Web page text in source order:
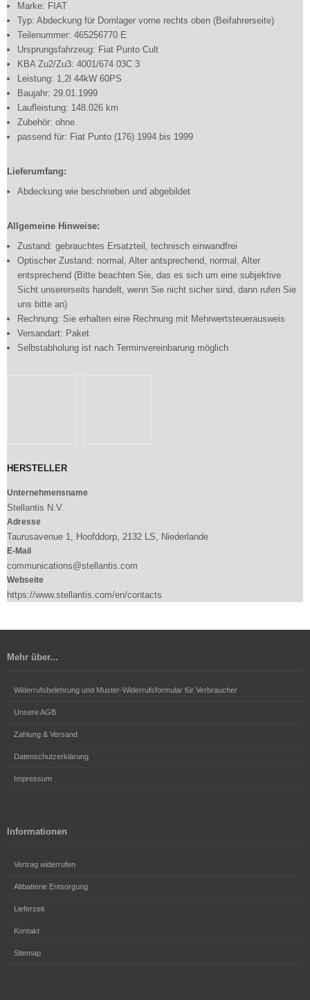
Marke: FIAT
Typ: Abdeckung für Domlager vorne rechts oben (Beifahrerseite)
Teilenummer: 465256770 E
Ursprungsfahrzeug: Fiat Punto Cult
KBA Zu2/Zu3: 4001/674 03C 3
Leistung: 1,2l 44kW 60PS
Baujahr: 29.01.1999
Laufleistung: 148.026 km
Zubehör: ohne
passend für: Fiat Punto (176) 1994 bis 1999
Lieferumfang:
Abdeckung wie beschrieben und abgebildet
Allgemeine Hinweise:
Zustand: gebrauchtes Ersatzteil, technisch einwandfrei
Optischer Zustand: normal, Alter antsprechend, normal, Alter
entsprechend (Bitte beachten Sie, das es sich um eine subjektive
Sicht unsererseits handelt, wenn Sie nicht sicher sind, dann rufen Sie
uns bitte an)
Rechnung: Sie erhalten eine Rechnung mit Mehrwertsteuerausweis
Versandart: Paket
Selbstabholung ist nach Terminvereinbarung möglich
HERSTELLER
Unternehmensname
Stellantis N.V.
Adresse
Taurusavenue 1, Hoofddorp, 2132 LS, Niederlande
E-Mail
communications@stellantis.com
Webseite
https://www.stellantis.com/en/contacts
Mehr über...
Widerrufsbelehrung und Muster-Widerrufsformular für Verbraucher
Unsere AGB
Zahlung & Versand
Datenschutzerklärung
Impressum
Informationen
Vertrag widerrufen
Altbatterie Entsorgung
Lieferzeit
Kontakt
Sitemap